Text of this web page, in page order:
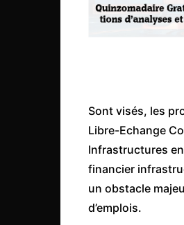
Sont visés, les
Libre-Echange
Infrastructures
financier
un obstacle
d’emplois.